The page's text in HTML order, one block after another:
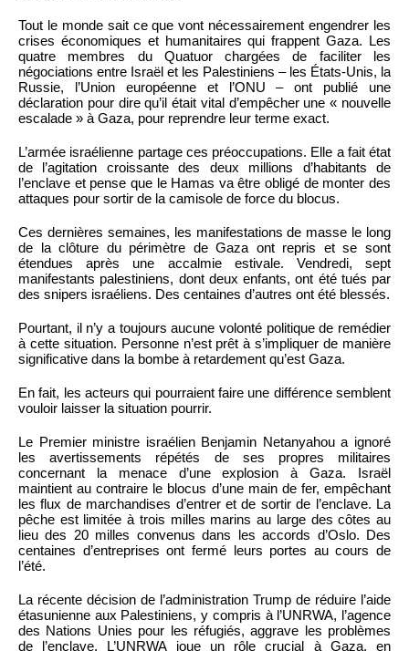
Tout le monde sait ce que vont nécessairement engendrer les
crises économiques et humanitaires qui frappent Gaza. Les
quatre membres du Quatuor chargées de faciliter les
négociations entre Israël et les Palestiniens – les États-Unis, la
Russie, l’Union européenne et l’ONU – ont publié une
déclaration pour dire qu’il était vital d’empêcher une « nouvelle
escalade » à Gaza, pour reprendre leur terme exact.
L’armée israélienne partage ces préoccupations. Elle a fait état
de l’agitation croissante des deux millions d’habitants de
l’enclave et pense que le Hamas va être obligé de monter des
attaques pour sortir de la camisole de force du blocus.
Ces dernières semaines, les manifestations de masse le long
de la clôture du périmètre de Gaza ont repris et se sont
étendues après une accalmie estivale. Vendredi, sept
manifestants palestiniens, dont deux enfants, ont été tués par
des snipers israéliens. Des centaines d’autres ont été blessés.
Pourtant, il n’y a toujours aucune volonté politique de remédier
à cette situation. Personne n’est prêt à s’impliquer de manière
significative dans la bombe à retardement qu’est Gaza.
En fait, les acteurs qui pourraient faire une différence semblent
vouloir laisser la situation pourrir.
Le Premier ministre israélien Benjamin Netanyahou a ignoré
les avertissements répétés de ses propres militaires
concernant la menace d’une explosion à Gaza. Israël
maintient au contraire le blocus d’une main de fer, empêchant
les flux de marchandises d’entrer et de sortir de l’enclave. La
pêche est limitée à trois milles marins au large des côtes au
lieu des 20 milles convenus dans les accords d’Oslo. Des
centaines d’entreprises ont fermé leurs portes au cours de
l’été.
La récente décision de l’administration Trump de réduire l’aide
étasunienne aux Palestiniens, y compris à l’UNRWA, l’agence
des Nations Unies pour les réfugiés, aggrave les problèmes
de l’enclave. L’UNRWA joue un rôle crucial à Gaza, en